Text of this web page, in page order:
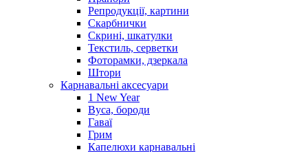
Репродукції, картини
Скарбнички
Скрині, шкатулки
Текстиль, серветки
Фоторамки, дзеркала
Штори
Карнавальні аксесуари
1 New Year
Вуса, бороди
Гаваї
Грим
Капелюхи карнавальні